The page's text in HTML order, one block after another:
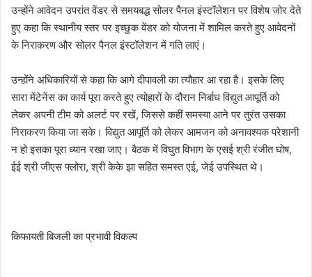
उन्होंने आवेदन उपरांत वेंडर से समयबद्ध सोलर पैनल इंस्टॉलेशन पर विशेष जोर देते
हुए कहा कि स्थानीय स्तर पर इच्छुक वेंडर को योजना में शामिल करते हुए आवेदनों
के निराकरण और सोलर पैनल इंस्टॉलेशन में गति लाएं।
उन्होंने अधिकारियों से कहा कि आगे दीपावली का त्यौहार आ रहा है। इसके लिए
सारा मेंटेनेंस का कार्य पूरा करते हुए त्योहारों के दौरान निर्बाध विद्युत आपूर्ति को
लेकर अपनी टीम को अलर्ट पर रखें, जिससे कहीं समस्या आने पर तुरंत उसका
निराकरण किया जा सके। विद्युत आपूर्ति को लेकर आमजन को अनावश्यक परेशानी
न हो इसका पूरा ध्यान रखा जाए। बैठक में विघुत विभाग के एसई श्री रंजीत घोष,
ईई श्री जीएस फ्लोरा, श्री केके झा सहित समस्त एई, जेई उपस्थित थे।
किफायती बिजली का प्रभावी विकल्प